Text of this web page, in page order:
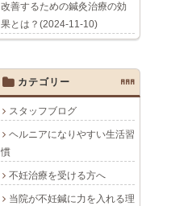
改善するための鍼灸治療の効
果とは？(2024-11-10)
カテゴリー AAA
スタッフブログ
ヘルニアになりやすい生活習
慣
不妊治療を受ける方へ
当院が不妊鍼に力を入れる理